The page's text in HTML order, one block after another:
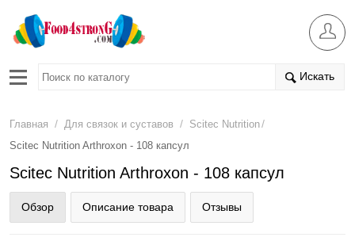
Искать
Главная / Для связок и суставов / Scitec Nutrition/
Scitec Nutrition Arthroxon - 108 капсул
Scitec Nutrition Arthroxon - 108 капсул
Обзор Описание товара Отзывы